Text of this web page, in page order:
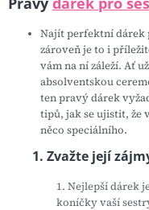
Najít perfektní dárek
zároveň je to i
vám na ní záleží. Ať
absolventskou
ten pravý dárek
tipů, jak se ujistit, že
něco speciálního.
1. Zvažte její
1. Nejlepší dárek
koníčky vaší